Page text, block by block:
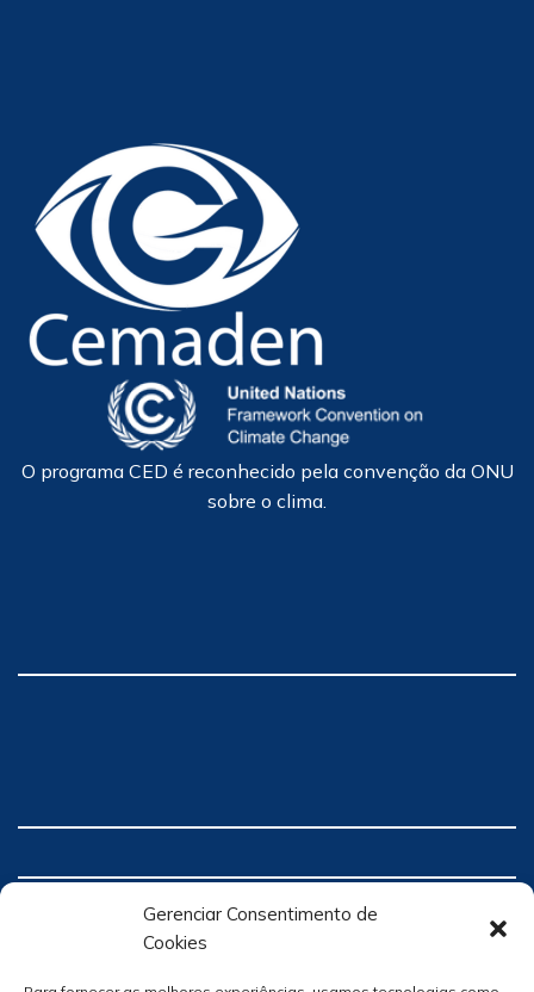
Gerenciar Consentimento de
Cookies
O programa CED é reconhecido pela convenção da ONU
sobre o clima.